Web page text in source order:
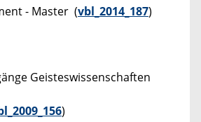
- Master (vbl_2014_187)
Geisteswissenschaften
)